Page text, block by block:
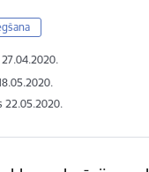
27.04.2020.
22.05.2020.